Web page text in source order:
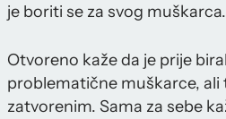
je boriti se za svog muškarca.
Otvoreno kaže da je prije
problematične muškarce, ali
zatvorenim. Sama za sebe